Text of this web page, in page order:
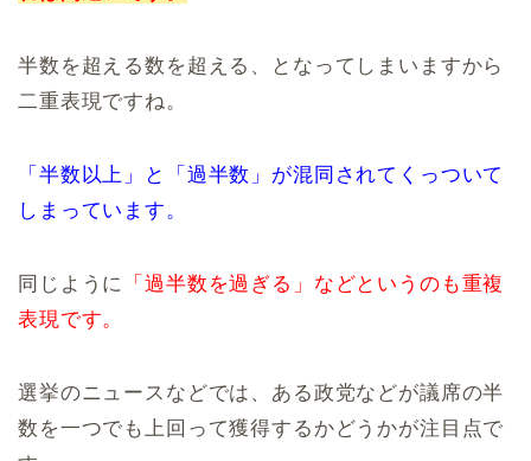
半数を超える数を超える、となってしまいますから
二重表現ですね。
「半数以上」と「過半数」が混同されてくっついて
しまっています。
同じように
「過半数を過ぎる」などというのも重複
表現です。
選挙のニュースなどでは、ある政党などが議席の半
数を一つでも上回って獲得するかどうかが注目点で